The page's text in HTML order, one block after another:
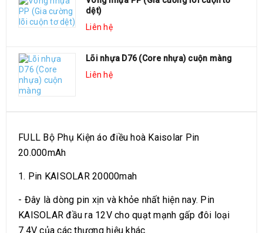
dệt)
Liên hệ
Lõi nhựa D76 (Core nhựa) cuộn màng
Liên hệ
FULL Bộ Phụ Kiện áo điều hoà Kaisolar Pin
20.000mAh
1. Pin KAISOLAR 20000mah
- Đây là dòng pin xịn và khỏe nhất hiện nay. Pin
KAISOLAR đầu ra 12V cho quạt mạnh gấp đôi loại
7.4V của các thương hiệu khác.